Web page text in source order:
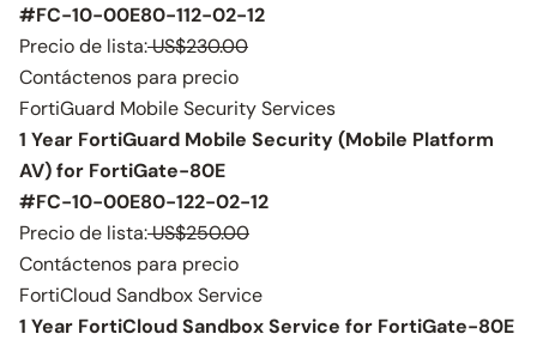
#FC-10-00E80-112-02-12
Precio de lista:US$230.00
Contáctenos para precio
FortiGuard Mobile Security Services
1 Year FortiGuard Mobile Security (Mobile Platform
AV) for FortiGate-80E
#FC-10-00E80-122-02-12
Precio de lista:US$250.00
Contáctenos para precio
FortiCloud Sandbox Service
1 Year FortiCloud Sandbox Service for FortiGate-80E